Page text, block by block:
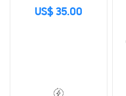
US$ 35.00